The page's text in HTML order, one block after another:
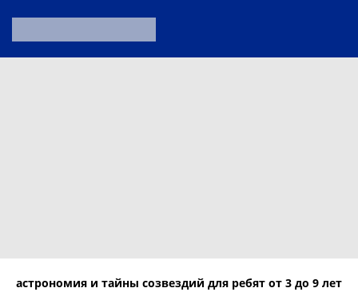
астрономия и тайны созвездий для ребят от 3 до 9 лет